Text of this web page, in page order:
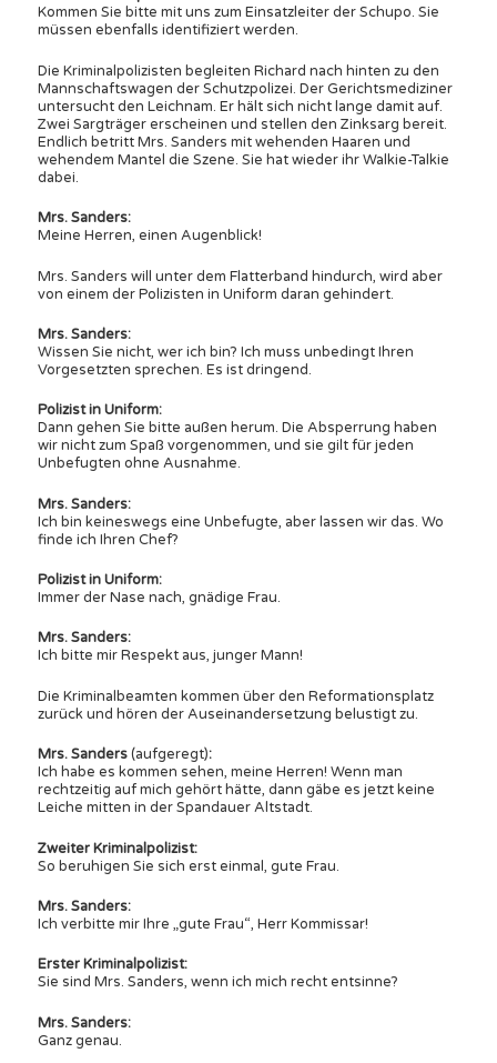
Kommen Sie bitte mit uns zum Einsatzleiter der Schupo. Sie
müssen ebenfalls identifiziert werden.
Die Kriminalpolizisten begleiten Richard nach hinten zu den
Mannschaftswagen der Schutzpolizei. Der Gerichtsmediziner
untersucht den Leichnam. Er hält sich nicht lange damit auf.
Zwei Sargträger erscheinen und stellen den Zinksarg bereit.
Endlich betritt Mrs. Sanders mit wehenden Haaren und
wehendem Mantel die Szene. Sie hat wieder ihr Walkie-Talkie
dabei.
Mrs. Sanders:
Meine Herren, einen Augenblick!
Mrs. Sanders will unter dem Flatterband hindurch, wird aber
von einem der Polizisten in Uniform daran gehindert.
Mrs. Sanders:
Wissen Sie nicht, wer ich bin? Ich muss unbedingt Ihren
Vorgesetzten sprechen. Es ist dringend.
Polizist in Uniform:
Dann gehen Sie bitte außen herum. Die Absperrung haben
wir nicht zum Spaß vorgenommen, und sie gilt für jeden
Unbefugten ohne Ausnahme.
Mrs. Sanders:
Ich bin keineswegs eine Unbefugte, aber lassen wir das. Wo
finde ich Ihren Chef?
Polizist in Uniform:
Immer der Nase nach, gnädige Frau.
Mrs. Sanders:
Ich bitte mir Respekt aus, junger Mann!
Die Kriminalbeamten kommen über den Reformationsplatz
zurück und hören der Auseinandersetzung belustigt zu.
Mrs. Sanders(aufgeregt):
Ich habe es kommen sehen, meine Herren! Wenn man
rechtzeitig auf mich gehört hätte, dann gäbe es jetzt keine
Leiche mitten in der Spandauer Altstadt.
Zweiter Kriminalpolizist:
So beruhigen Sie sich erst einmal, gute Frau.
Mrs. Sanders:
Ich verbitte mir Ihre „gute Frau“, Herr Kommissar!
Erster Kriminalpolizist:
Sie sind Mrs. Sanders, wenn ich mich recht entsinne?
Mrs. Sanders:
Ganz genau.